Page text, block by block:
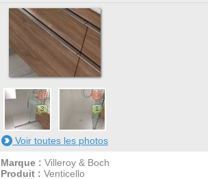
18
3
1
1
Voir toutes les photos
Marque : Villeroy & Boch
Produit : Venticello